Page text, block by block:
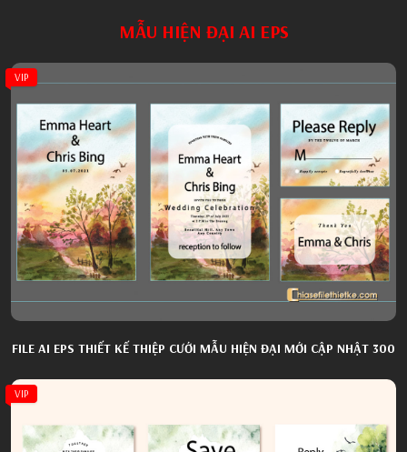
MẪU HIỆN ĐẠI AI EPS
VIP
FILE AI EPS THIẾT KẾ THIỆP CƯỚI MẪU HIỆN ĐẠI MỚI CẬP NHẬT 300
VIP